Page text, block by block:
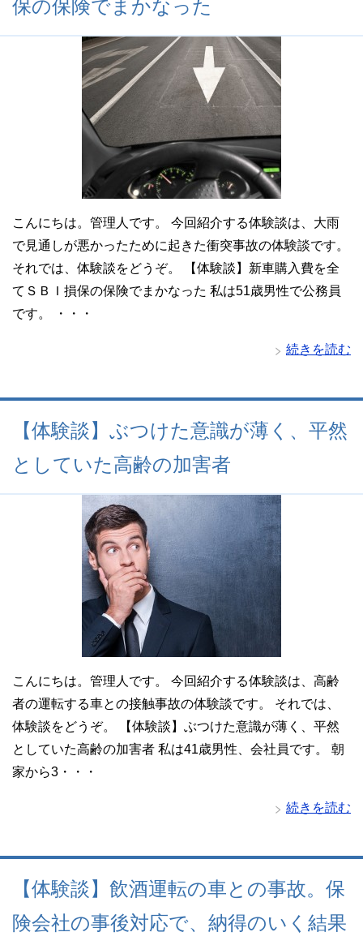
保の保険でまかなった
こんにちは。管理人です。 今回紹介する体験談は、大雨
で見通しが悪かったために起きた衝突事故の体験談です。
それでは、体験談をどうぞ。 【体験談】新車購入費を全
てＳＢＩ損保の保険でまかなった 私は51歳男性で公務員
です。 ・・・
続きを読む
【体験談】ぶつけた意識が薄く、平然
としていた高齢の加害者
こんにちは。管理人です。 今回紹介する体験談は、高齢
者の運転する車との接触事故の体験談です。 それでは、
体験談をどうぞ。 【体験談】ぶつけた意識が薄く、平然
としていた高齢の加害者 私は41歳男性、会社員です。 朝
家から3・・・
続きを読む
【体験談】飲酒運転の車との事故。保
険会社の事後対応で、納得のいく結果